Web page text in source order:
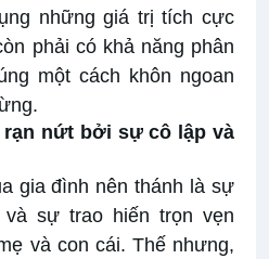
những giá trị tích cực
phải có khả năng phân
một cách khôn ngoan
nứt bởi sự cô lập và
gia đình nên thánh là sự
sự trao hiến trọn vẹn
và con cái. Thế nhưng,